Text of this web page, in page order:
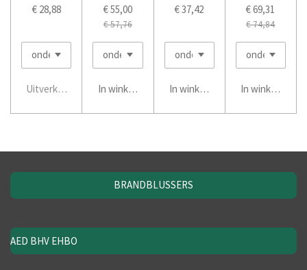
€ 28,88
Uitverkocht
€ 55,00
€ 57,76
In winkelwagen
€ 37,42
In winkelwagen
€ 69,31
€ 74,84
In winkelwagen
BRANDBLUSSERS
AED BHV EHBO